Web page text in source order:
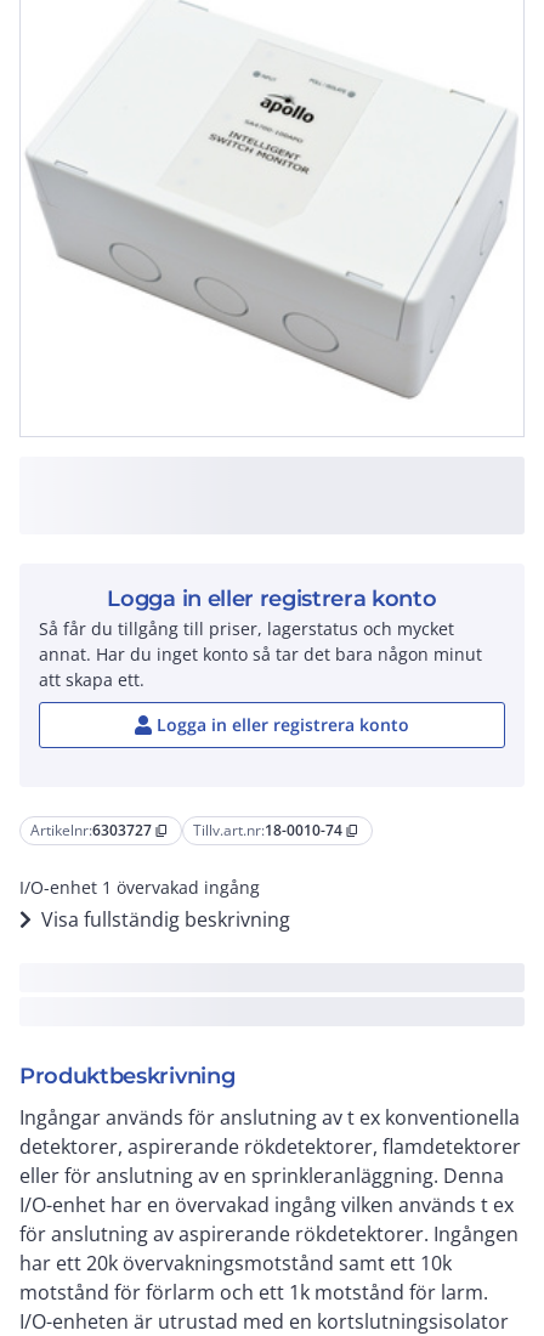
Artikelnr:6303727 content_copy Tillv.art.nr:18-0010-74 content_copy
I/O-enhet 1 övervakad ingång
Visa fullständig beskrivning
Produktbeskrivning
Ingångar används för anslutning av t ex konventionella
detektorer, aspirerande rökdetektorer, flamdetektorer
eller för anslutning av en sprinkleranläggning. Denna
I/O-enhet har en övervakad ingång vilken används t ex
för anslutning av aspirerande rökdetektorer. Ingången
har ett 20k övervakningsmotstånd samt ett 10k
motstånd för förlarm och ett 1k motstånd för larm.
I/O-enheten är utrustad med en kortslutningsisolator
Logga in eller registrera konto
Så får du tillgång till priser, lagerstatus och mycket
annat. Har du inget konto så tar det bara någon minut
att skapa ett.
Logga in eller registrera konto